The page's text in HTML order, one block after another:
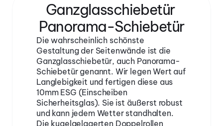
Ganzglasschiebetür
Panorama-Schiebetür
Die wahrscheinlich schönste
Gestaltung der Seitenwände ist die
Ganzglasschiebetür, auch Panorama-
Schiebetür genannt. Wir legen Wert auf
Langlebigkeit und fertigen diese aus
10mm ESG (Einscheiben
Sicherheitsglas). Sie ist äußerst robust
und kann jedem Wetter standhalten.
Die kugelgelagerten Doppelrollen